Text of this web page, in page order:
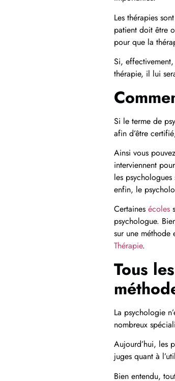
Les thérapies
patient doit être
pour que la
Si,
thérapie, il lui
Si le terme de
afin d’être
Ainsi vous
interviennent
les
enfin, le
Certaines écoles
psychologue.
sur une
Thérapie.
Tous
La psychologie
nombreux
Aujourd’hui, les
juges quant à
Bien entendu,